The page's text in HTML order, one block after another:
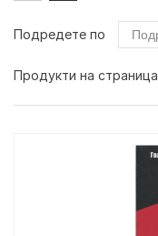
Подредете по
Продукти на страница